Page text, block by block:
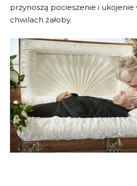
przynoszą pocieszenie i
chwilach żałoby.